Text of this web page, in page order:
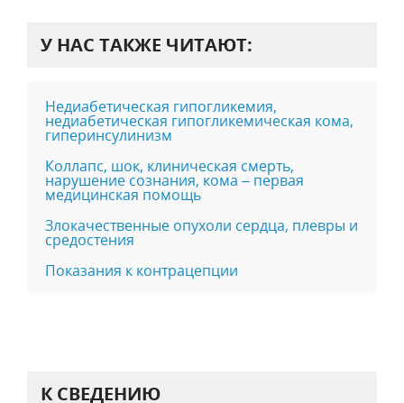
У НАС ТАКЖЕ ЧИТАЮТ:
Недиабетическая гипогликемия,
недиабетическая гипогликемическая кома,
гиперинсулинизм
Коллапс, шок, клиническая смерть,
нарушение сознания, кома – первая
медицинская помощь
Злокачественные опухоли сердца, плевры и
средостения
Показания к контрацепции
К СВЕДЕНИЮ